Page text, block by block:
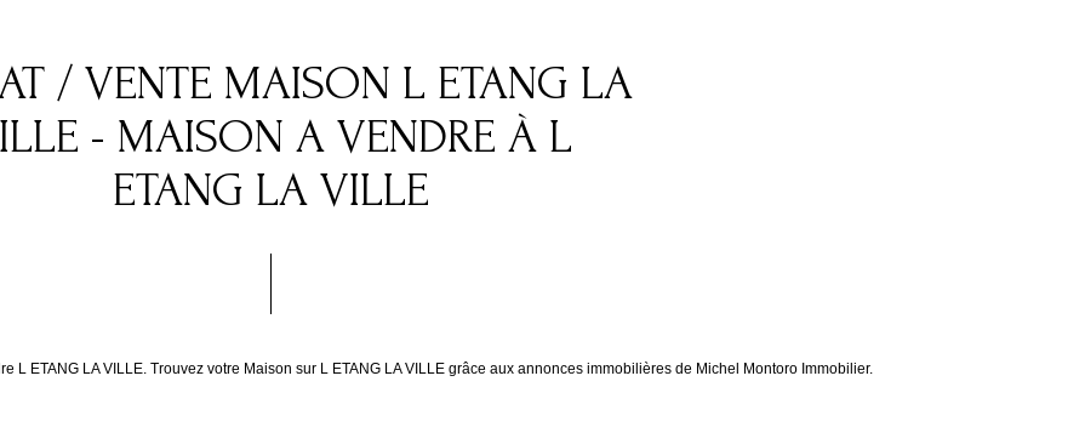
/ VENTE MAISON L ETANG LA
- MAISON A VENDRE À L
ETANG LA VILLE
ETANG LA VILLE. Trouvez votre Maison sur L ETANG LA VILLE grâce aux annonces immobilières de Michel Montoro Immobilier.